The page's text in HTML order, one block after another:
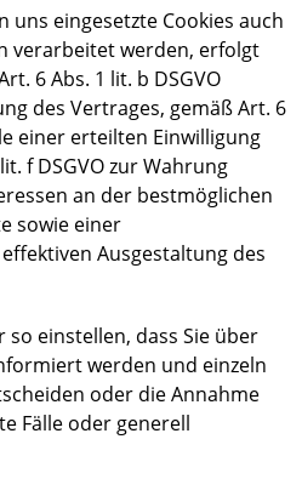
uns eingesetzte Cookies auch
verarbeitet werden, erfolgt
6 Abs. 1 lit. b DSGVO
des Vertrages, gemäß Art. 6
einer erteilten Einwilligung
f DSGVO zur Wahrung
an der bestmöglichen
sowie einer
Ausgestaltung des
einstellen, dass Sie über
werden und einzeln
oder die Annahme
Fälle oder generell